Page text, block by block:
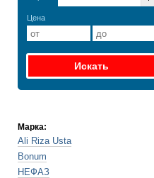
Цена
Марка:
Ali Riza Usta
Bonum
НЕФАЗ